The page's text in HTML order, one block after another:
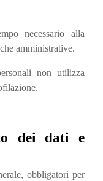
necessario alla
amministrative.
non utilizza
dei dati e
obbligatori per